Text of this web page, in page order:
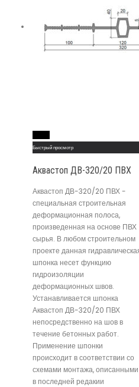
Быстрый просмотр
Аквастоп ДВ-320/20 ПВХ
Аквастоп ДВ-320/20 ПВХ -
специальная строительная
деформационная полоса,
произведенная на основе ПВХ
сырья. В любом строительном
проекте данная
шпонка несет функцию
гидроизоляции
деформационных швов.
Устанавливается шпонка
Аквастоп ДВ-320/20 ПВХ
непосредственно на шов в
течение бетонных работ.
Применение шпонки
происходит в соответствии со
схемами монтажа, описанными
в последней редакии